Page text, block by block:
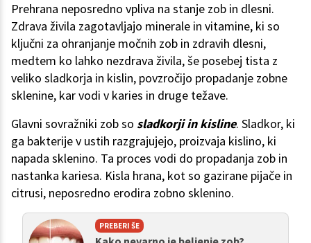
Prehrana neposredno vpliva na stanje zob in dlesni.
Zdrava živila zagotavljajo minerale in vitamine, ki so
ključni za ohranjanje močnih zob in zdravih dlesni,
medtem ko lahko nezdrava živila, še posebej tista z
veliko sladkorja in kislin, povzročijo propadanje zobne
sklenine, kar vodi v karies in druge težave.
Glavni sovražniki zob so sladkorji in kisline. Sladkor, ki
ga bakterije v ustih razgrajujejo, proizvaja kislino, ki
napada sklenino. Ta proces vodi do propadanja zob in
nastanka kariesa. Kisla hrana, kot so gazirane pijače in
citrusi, neposredno erodira zobno sklenino.
PREBERI ŠE